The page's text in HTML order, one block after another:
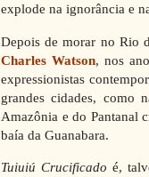
explode na ignorância e
Depois de morar no Rio
Charles Watson, nos
expressionistas
grandes cidades, como
Amazônia e do Pantanal
baía da Guanabara.
Tuiuiú Crucificado é,